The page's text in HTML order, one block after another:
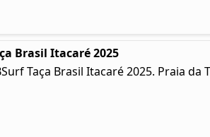
Brasil Itacaré 2025
Taça Brasil Itacaré 2025. Praia da